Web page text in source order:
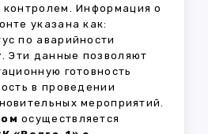
Информация о
указана как:
по аварийности
. Эти данные позволяют
готовность
в проведении
мероприятий.
осуществляется